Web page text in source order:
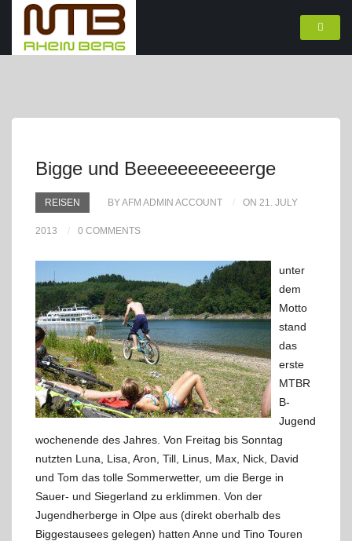
Bigge und Beeeeeeeeeeerge
REISEN BY AFM ADMIN ACCOUNT ON 21. JULY
2013 0 COMMENTS
unter
dem
Motto
stand
das
erste
MTBR
B-
Jugend
wochenende des Jahres. Von Freitag bis Sonntag
nutzten Luna, Lisa, Aron, Till, Linus, Max, Nick, David
und Tom das tolle Sommerwetter, um die Berge in
Sauer- und Siegerland zu erklimmen. Von der
Jugendherberge in Olpe aus (direkt oberhalb des
Biggestausees gelegen) hatten Anne und Tino Touren